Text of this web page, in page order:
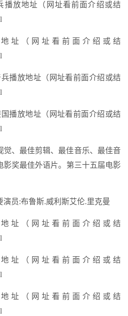
播放地址（网址看前面介绍或结
址（网址看前面介绍或结
播放地址（网址看前面介绍或结
播放地址（网址看前面介绍或结
觉、最佳剪辑、最佳音乐、最佳音
影奖最佳外语片。第三十五届电影
演员:布鲁斯.威利斯艾伦.里克曼
址（网址看前面介绍或结
址（网址看前面介绍或结
址（网址看前面介绍或结